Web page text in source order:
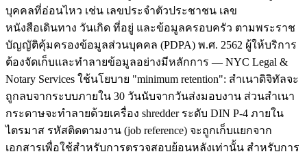
บุคคลที่อ่อนไหว เช่น เลขประจำตัวประชาชน เลข
หนังสือเดินทาง วันเกิด ที่อยู่ และข้อมูลครอบครัว ตามพระราช
บัญญัติคุ้มครองข้อมูลส่วนบุคคล (PDPA) พ.ศ. 2562 ผู้ให้บริการ
ต้องจัดเก็บและทำลายข้อมูลอย่างมีหลักการ — NYC Legal &
Notary Services ใช้นโยบาย "minimum retention": สำเนาดิจิทัลจะ
ถูกลบจากระบบภายใน 30 วันนับจากวันส่งมอบงาน ส่วนสำเนา
กระดาษจะทำลายด้วยเครื่อง shredder ระดับ DIN P-4 ภายใน
ไตรมาส รหัสติดตามงาน (job reference) จะถูกเก็บแยกจาก
เอกสารเพื่อใช้สำหรับการตรวจสอบย้อนหลังเท่านั้น สำหรับการ